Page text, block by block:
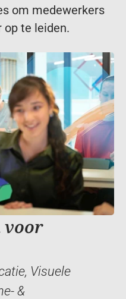
om medewerkers
te leiden.
voor
, Visuele
&